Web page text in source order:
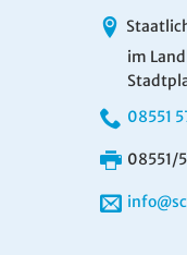
im
08551
08551/